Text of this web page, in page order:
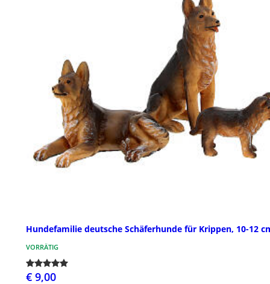
Hundefamilie deutsche Schäferhunde für Krippen, 10-12
VORRÄTIG
€ 9,00